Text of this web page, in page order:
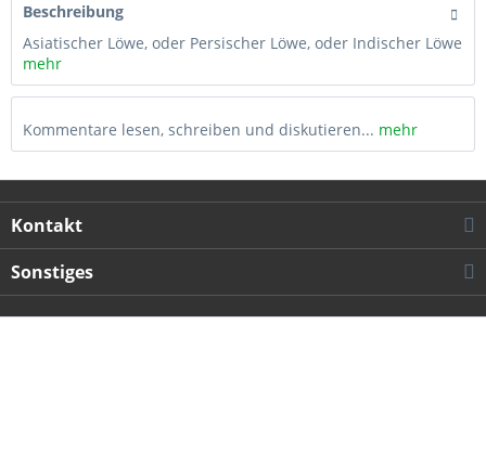
Beschreibung
Asiatischer Löwe, oder Persischer Löwe, oder Indischer Löwe
mehr
Kommentare lesen, schreiben und diskutieren... mehr
Kontakt
Sonstiges